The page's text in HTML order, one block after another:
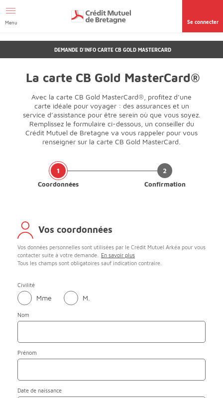
page accessibilité
Menu Se connecter
DEMANDE D'INFO CARTE CB GOLD MASTERCARD
La carte CB Gold MasterCard®
Avec la carte CB Gold MasterCard®, profitez d’une
carte idéale pour voyager : des assurances et un
service d’assistance pour être serein où que vous soyez.
Remplissez le formulaire ci-dessous, un conseiller du
Crédit Mutuel de Bretagne va vous rappeler pour vous
renseigner sur la carte CB Gold MasterCard.
Coordonnées Confirmation
Vos coordonnées
Vos données personnelles sont utilisées par le Crédit Mutuel Arkéa pour vous
contacter suite à votre demande.
En savoir plus
Tous les champs sont obligatoires sauf indication contraire.
Civilité
Mme M.
Nom
Prénom
Date de naissance